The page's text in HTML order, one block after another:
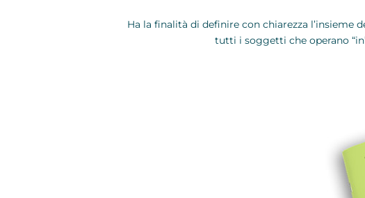
Ha la finalità di definire con chiarezza
tutti i soggetti che operano